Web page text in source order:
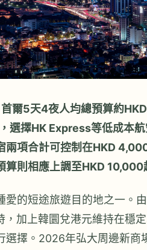
爾5天4夜人均總預算約
選擇HK Express等低成本
兩項合計可控制在HKD
算則相應上調至HKD 10,000
愛的短途旅遊目的地之一。
，加上韓圜兌港元維持在穩
選擇。2026年弘大周邊新商